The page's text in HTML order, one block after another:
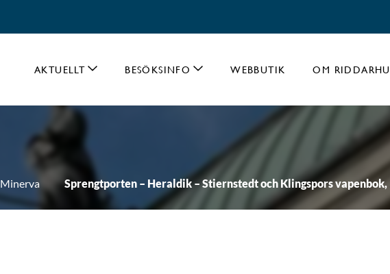
AKTUELLT BESÖKSINFO WEBBUTIK OM
Minerva Sprengtporten – Heraldik – Stiernstedt och Klingspors vapenbok,